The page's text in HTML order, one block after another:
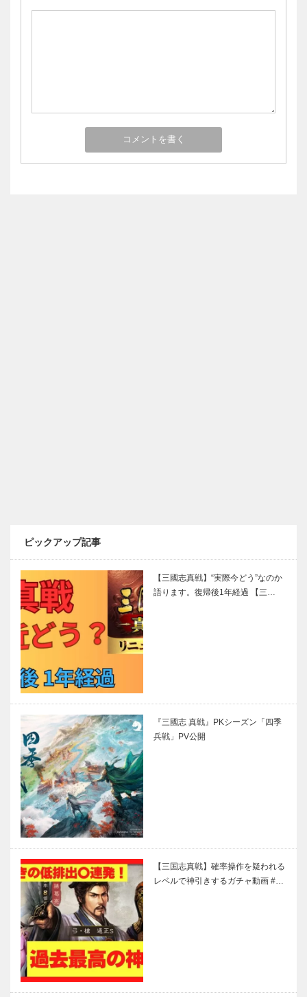
ピックアップ記事
【三國志真戦】“実際今どう”なのか
語ります。復帰後1年経過 【三…
『三國志 真戦』PKシーズン「四季
兵戦」PV公開
【三国志真戦】確率操作を疑われる
レベルで神引きするガチャ動画 #…